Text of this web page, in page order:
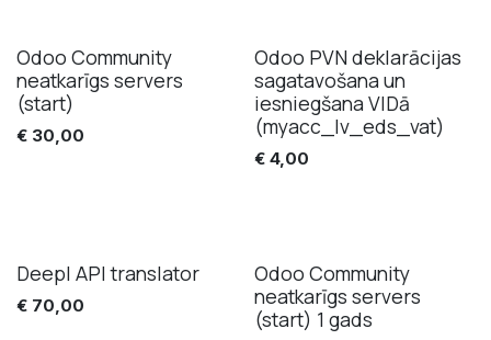
Odoo Community
neatkarīgs servers
(start)
€ 30,00
Odoo PVN deklarācijas
sagatavošana un
iesniegšana VIDā
(myacc_lv_eds_vat)
€ 4,00
Deepl API translator
€ 70,00
Odoo Community
neatkarīgs servers
(start) 1 gads